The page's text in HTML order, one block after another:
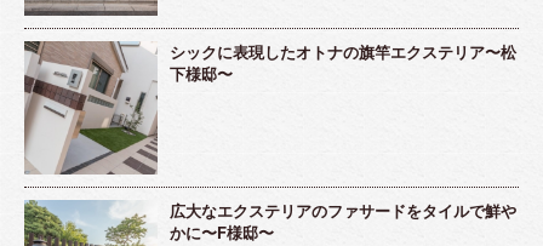
シックに表現したオトナの旗竿エクステリア〜松
下様邸〜
広大なエクステリアのファサードをタイルで鮮や
かに〜F様邸〜